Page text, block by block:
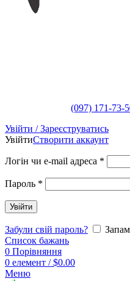
(097) 171-73-
Увійти / Зареєструватись
УвійтиСтворити аккаунт
Логін чи e-mail адреса *
Пароль *
Увійти
Забули свій пароль?
Список бажань
0 Порівняння
0 елемент / $0.00
Меню